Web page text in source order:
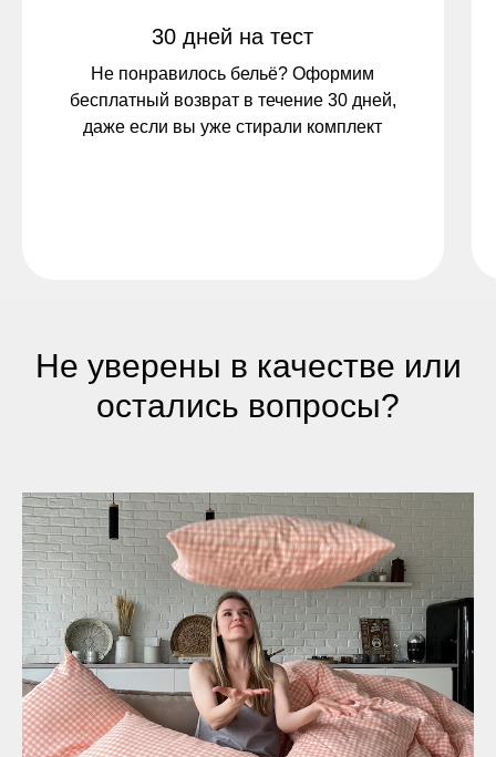
30 дней на тест
Не понравилось бельё? Оформим
бесплатный возврат в течение 30 дней,
даже если вы уже стирали комплект
Не уверены в качестве или
остались вопросы?